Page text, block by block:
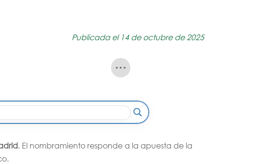
Publicada el 14 de octubre de 2025
. El nombramiento responde a la apuesta de la